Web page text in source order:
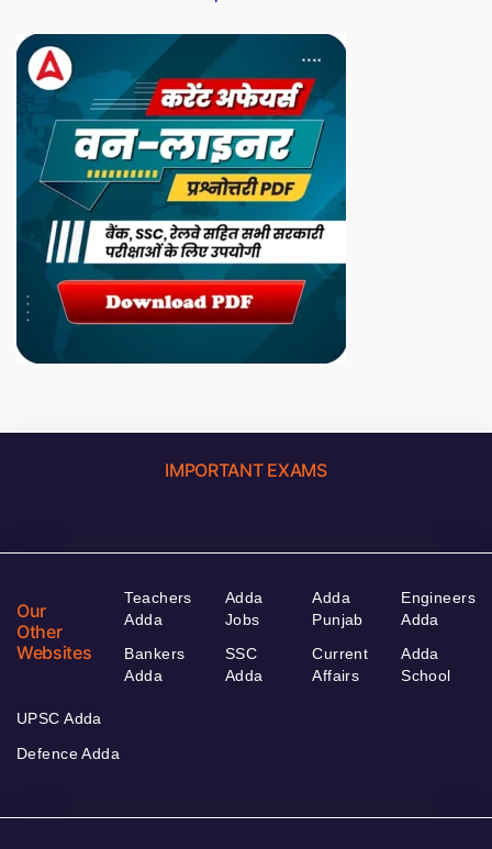
IMPORTANT EXAMS
Our
Other
Websites
Teachers
Adda
Bankers
Adda
Adda
Jobs
SSC
Adda
Adda
Punjab
Current
Affairs
Engineers
Adda
Adda
School
UPSC Adda
Defence Adda